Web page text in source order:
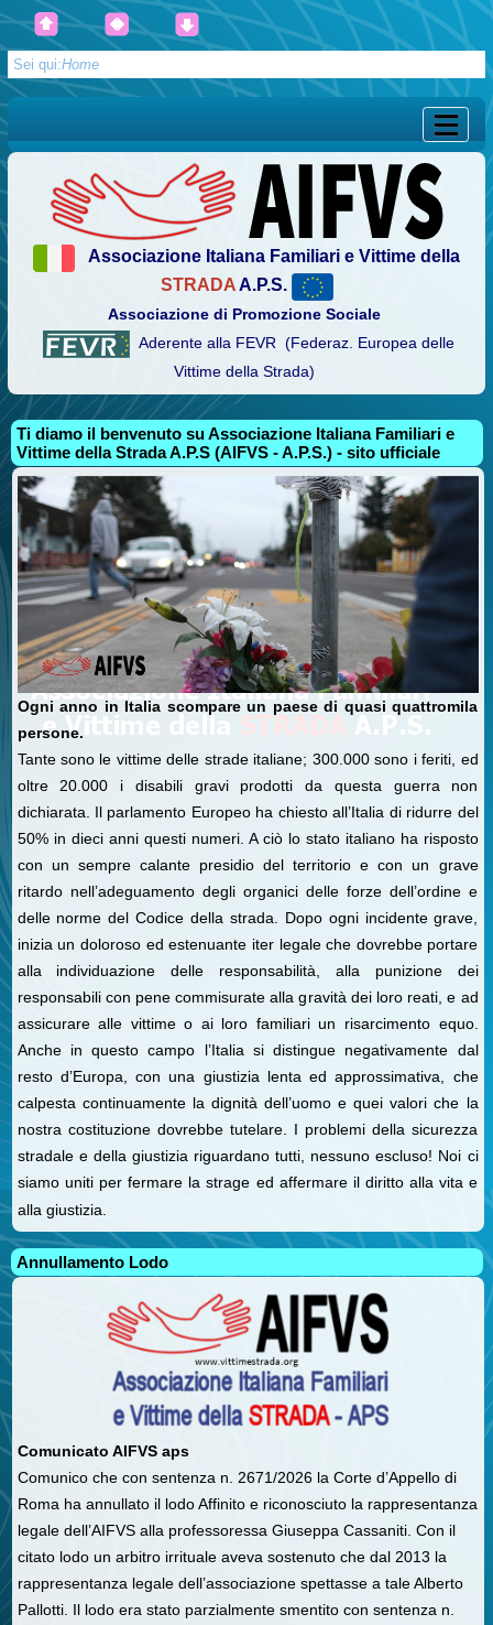
Sei qui:Home
Associazione Italiana Familiari e Vittime della
STRADAA.P.S.
Associazione di Promozione Sociale
Aderente alla FEVR (Federaz. Europea delle
Vittime della Strada)
Ti diamo il benvenuto su Associazione Italiana Familiari e
Vittime della Strada A.P.S (AIFVS - A.P.S.) - sito ufficiale
Ogni anno in Italia scompare un paese di quasi quattromila
persone.
Tante sono le vittime delle strade italiane; 300.000 sono i feriti, ed
oltre 20.000 i disabili gravi prodotti da questa guerra non
dichiarata. Il parlamento Europeo ha chiesto all’Italia di ridurre del
50% in dieci anni questi numeri. A ciò lo stato italiano ha risposto
con un sempre calante presidio del territorio e con un grave
ritardo nell’adeguamento degli organici delle forze dell’ordine e
delle norme del Codice della strada. Dopo ogni incidente grave,
inizia un doloroso ed estenuante iter legale che dovrebbe portare
alla individuazione delle responsabilità, alla punizione dei
responsabili con pene commisurate alla gravità dei loro reati, e ad
assicurare alle vittime o ai loro familiari un risarcimento equo.
Anche in questo campo l’Italia si distingue negativamente dal
resto d’Europa, con una giustizia lenta ed approssimativa, che
calpesta continuamente la dignità dell’uomo e quei valori che la
nostra costituzione dovrebbe tutelare. I problemi della sicurezza
stradale e della giustizia riguardano tutti, nessuno escluso! Noi ci
siamo uniti per fermare la strage ed affermare il diritto alla vita e
alla giustizia.
Annullamento Lodo
Comunicato AIFVS aps
Comunico che con sentenza n. 2671/2026 la Corte d’Appello di
Roma ha annullato il lodo Affinito e riconosciuto la rappresentanza
legale dell’AIFVS alla professoressa Giuseppa Cassaniti. Con il
citato lodo un arbitro irrituale aveva sostenuto che dal 2013 la
rappresentanza legale dell’associazione spettasse a tale Alberto
Pallotti. Il lodo era stato parzialmente smentito con sentenza n.